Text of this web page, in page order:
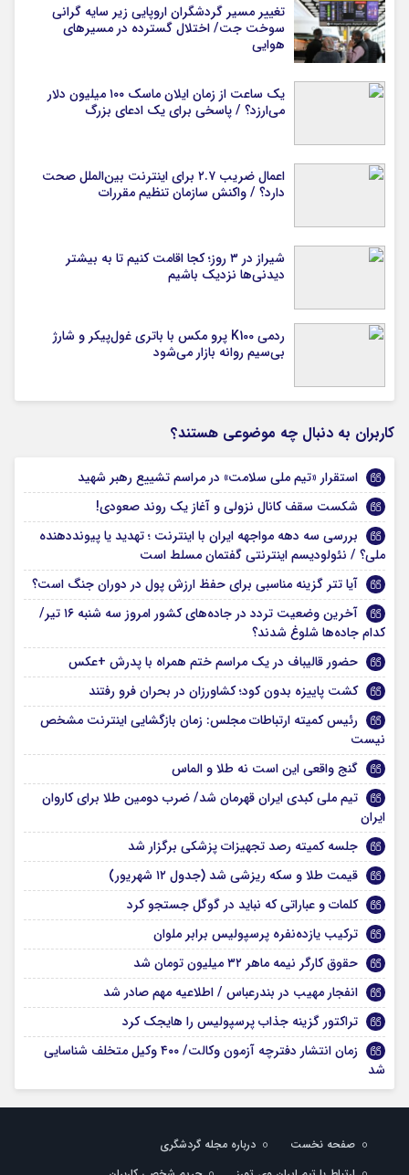
تغییر مسیر گردشگران اروپایی زیر سایه گرانی
سوخت جت/ اختلال گسترده در مسیرهای
هوایی
یک ساعت از زمان ایلان ماسک ۱۰۰ میلیون دلار
می‌ارزد؟ / پاسخی برای یک ادعای بزرگ
اعمال ضریب ۲.۷ برای اینترنت بین‌الملل صحت
دارد؟ / واکنش سازمان تنظیم مقررات
شیراز در ۳ روز؛ کجا اقامت کنیم تا به بیشتر
دیدنی‌ها نزدیک باشیم
ردمی K100 پرو مکس با باتری غول‌پیکر و شارژ
بی‌سیم روانه بازار می‌شود
کاربران به دنبال چه موضوعی هستند؟
استقرار «تیم ملی سلامت» در مراسم تشییع رهبر شهید
شکست سقف کانال نزولی و آغاز یک روند صعودی!
بررسی سه دهه مواجهه ایران با اینترنت ؛ تهدید یا پیونددهنده
ملی؟ / نئولودیسم اینترنتی گفتمان مسلط است
آیا تتر گزینه مناسبی برای حفظ ارزش پول در دوران جنگ است؟
آخرین وضعیت تردد در جاده‌های کشور امروز سه شنبه ۱۶ تیر/
کدام جاده‌ها شلوغ شدند؟
حضور قالیباف در یک مراسم ختم همراه با پدرش +عکس
کشت پاییزه بدون کود؛ کشاورزان در بحران فرو رفتند
رئیس کمیته ارتباطات مجلس: زمان بازگشایی اینترنت مشخص
نیست
گنج واقعی این است نه طلا و الماس
تیم ملی کبدی ایران قهرمان شد/ ضرب دومین طلا برای کاروان
ایران
جلسه کمیته رصد تجهیزات پزشکی برگزار شد
قیمت طلا و سکه ریزشی شد (جدول ۱۲ شهریور)
کلمات و عباراتی که نباید در گوگل جستجو کرد
ترکیب یازده‌نفره پرسپولیس برابر ملوان
حقوق کارگر نیمه ماهر ۳۲ میلیون تومان شد
انفجار مهیب در بندرعباس / اطلاعیه مهم صادر شد
تراکتور گزینه جذاب پرسپولیس را هایجک کرد
زمان انتشار دفترچه آزمون وکالت/ ۴۰۰ وکیل متخلف شناسایی
شد
صفحه نخست
درباره مجله گردشگری